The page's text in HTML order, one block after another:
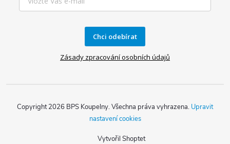
Chci odebírat
Zásady zpracování osobních údajů
Vytvořil Shoptet
Copyright 2026 BPS Koupelny. Všechna práva vyhrazena. Upravit
nastavení cookies